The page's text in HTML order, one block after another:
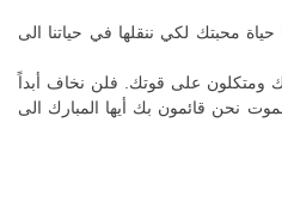
محبتك لكي ننقلها في حياتنا الى
ومتكلون على قوتك. فلن نخاف أبداً
نحن قائمون بك أيها المبارك الى